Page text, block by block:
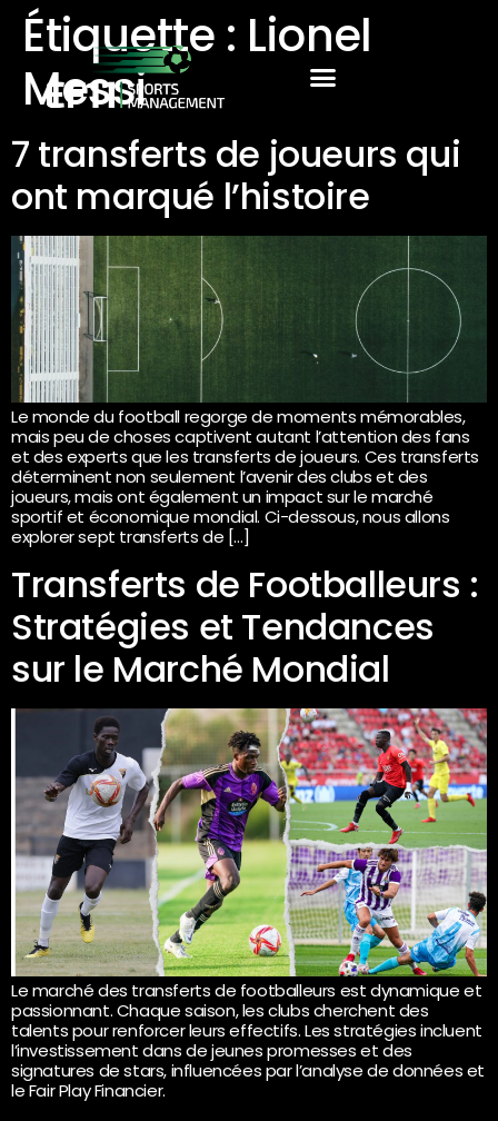
Étiquette : Lionel
Messi
7 transferts de joueurs qui
ont marqué l’histoire
Le monde du football regorge de moments mémorables,
mais peu de choses captivent autant l’attention des fans
et des experts que les transferts de joueurs. Ces transferts
déterminent non seulement l’avenir des clubs et des
joueurs, mais ont également un impact sur le marché
sportif et économique mondial. Ci-dessous, nous allons
explorer sept transferts de […]
Transferts de Footballeurs :
Stratégies et Tendances
sur le Marché Mondial
Le marché des transferts de footballeurs est dynamique et
passionnant. Chaque saison, les clubs cherchent des
talents pour renforcer leurs effectifs. Les stratégies incluent
l’investissement dans de jeunes promesses et des
signatures de stars, influencées par l’analyse de données et
le Fair Play Financier.